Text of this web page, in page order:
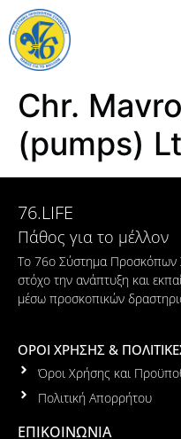
Chr.
(pumps)
76.LIFE
Πάθος για το μέλλον
Το 76ο Σύστημα Προσκόπων
στόχο την ανάπτυξη και
μέσω προσκοπικών
ΟΡΟΙ ΧΡΗΣΗΣ &
Όροι Χρήσης και
Πολιτική Απορρήτου
ΕΠΙΚΟΙΝΩΝΙΑ